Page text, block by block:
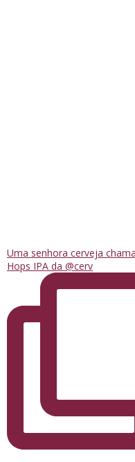
Uma senhora cerveja
Hops IPA da @cerv